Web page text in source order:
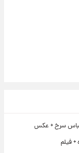
لباس سرخ + عکس